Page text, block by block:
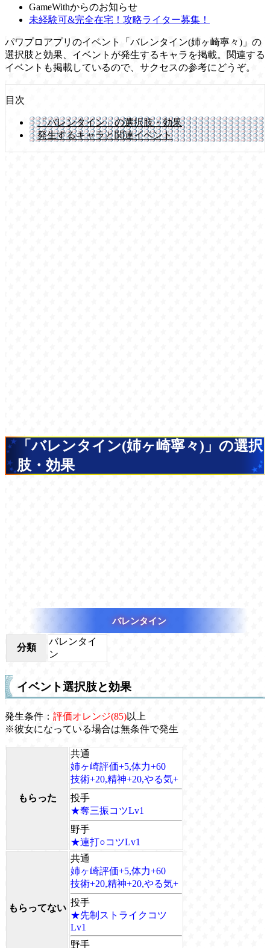
GameWithからのお知らせ
未経験可&完全在宅！攻略ライター募集！
パワプロアプリのイベント「バレンタイン(姉ヶ崎寧々)」の
選択肢と効果、イベントが発生するキャラを掲載。関連する
イベントも掲載しているので、サクセスの参考にどうぞ。
目次
「バレンタイン」の選択肢・効果
発生するキャラと関連イベント
「バレンタイン(姉ヶ崎寧々)」の選択
肢・効果
バレンタイン
分類
バレンタイ
ン
イベント選択肢と効果
発生条件： 評価オレンジ(85)以上
※彼女になっている場合は無条件で発生
もらった
共通
姉ヶ崎評価+5,体力+60
技術+20,精神+20,やる気+
投手
★奪三振コツLv1
野手
★連打○コツLv1
もらってない
共通
姉ヶ崎評価+5,体力+60
技術+20,精神+20,やる気+
投手
★先制ストライクコツ
Lv1
野手